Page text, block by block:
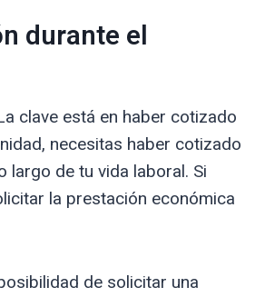
durante el
clave está en haber cotizado
necesitas haber cotizado
largo de tu vida laboral. Si
la prestación económica
de solicitar una